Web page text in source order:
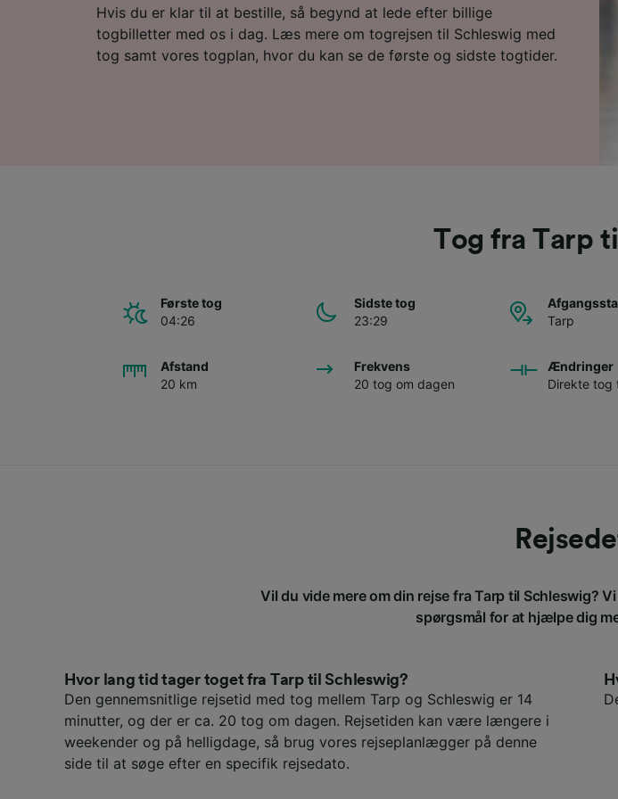
Hvis du er klar til at bestille, så begynd at lede efter billige
togbilletter med os i dag. Læs mere om togrejsen til Schleswig med
tog samt vores togplan, hvor du kan se de første og sidste togtider.
Tog fra Tarp
Første tog
04:26
Sidste tog
23:29
Tarp
Afstand
20 km
Frekvens
20 tog om dagen
Ændringer
Direkte tog
Vil du vide mere om din rejse fra Tarp til Schleswig?
spørgsmål for at hjælpe dig
Hvor lang tid tager toget fra Tarp til Schleswig?
Den gennemsnitlige rejsetid med tog mellem Tarp og Schleswig er 14
minutter, og der er ca. 20 tog om dagen. Rejsetiden kan være længere i
weekender og på helligdage, så brug vores rejseplanlægger på denne
side til at søge efter en specifik rejsedato.